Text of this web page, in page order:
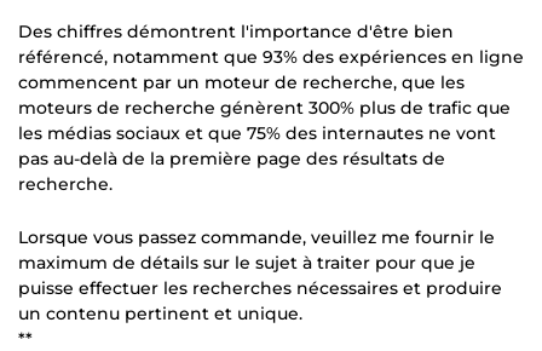
Des chiffres démontrent l'importance d'être bien
référencé, notamment que 93% des expériences en ligne
commencent par un moteur de recherche, que les
moteurs de recherche génèrent 300% plus de trafic que
les médias sociaux et que 75% des internautes ne vont
pas au-delà de la première page des résultats de
recherche.
Lorsque vous passez commande, veuillez me fournir le
maximum de détails sur le sujet à traiter pour que je
puisse effectuer les recherches nécessaires et produire
un contenu pertinent et unique.
**